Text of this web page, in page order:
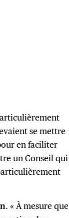
se mettre
en faciliter
un Conseil qui
. « À mesure que